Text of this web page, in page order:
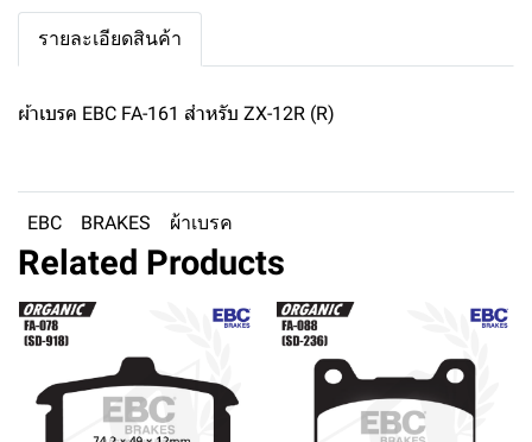
รายละเอียดสินค้า
ผ้าเบรค EBC FA-161 สำหรับ ZX-12R (R)
EBC BRAKES ผ้าเบรค
Related Products